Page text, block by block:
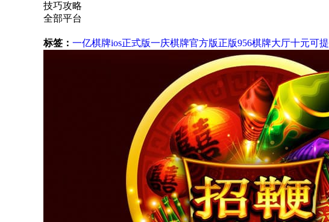
技巧攻略
全部平台
标签： 一亿棋牌ios正式版一庆棋牌官方版正版956棋牌大厅十元可提